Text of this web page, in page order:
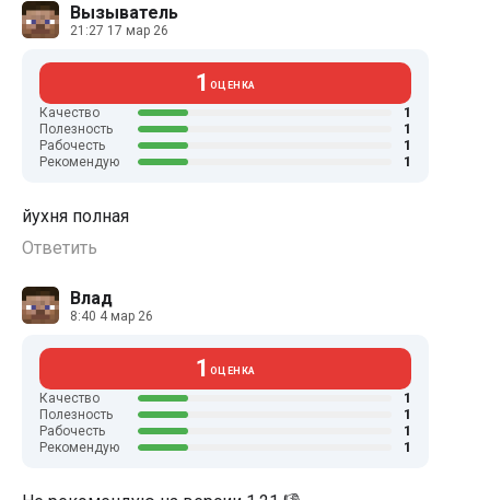
Вызыватель
21:27 17 мар 26
1 ОЦЕНКА
Качество 1
Полезность 1
Рабочесть 1
Рекомендую 1
йухня полная
Ответить
Влад
8:40 4 мар 26
1 ОЦЕНКА
Качество 1
Полезность 1
Рабочесть 1
Рекомендую 1